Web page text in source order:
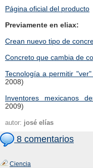
Página oficial del producto
Previamente en eliax:
Crean nuevo tipo de
Concreto que cambia de
Tecnología a permitir
2008)
Inventores mexicanos
2009)
autor: josé elías
8 comentarios
Ciencia